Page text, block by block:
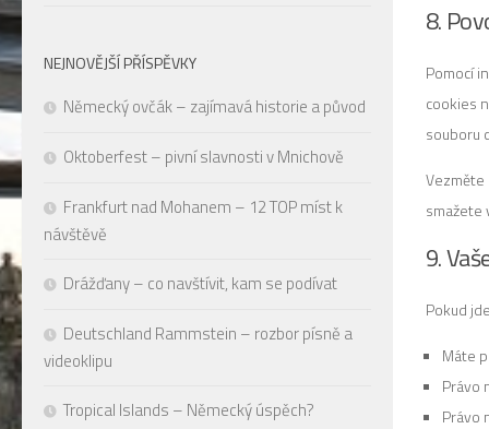
8.
Pomocí
cookies
souboru
Vezměte
smažete
9.
Pokud
Máte
Právo
Právo
NEJNOVĚJŠÍ PŘÍSPĚVKY
Německý ovčák – zajímavá historie a původ
Oktoberfest – pivní slavnosti v Mnichově
Frankfurt nad Mohanem – 12 TOP míst k
návštěvě
Drážďany – co navštívit, kam se podívat
Deutschland Rammstein – rozbor písně a
videoklipu
Tropical Islands – Německý úspěch?